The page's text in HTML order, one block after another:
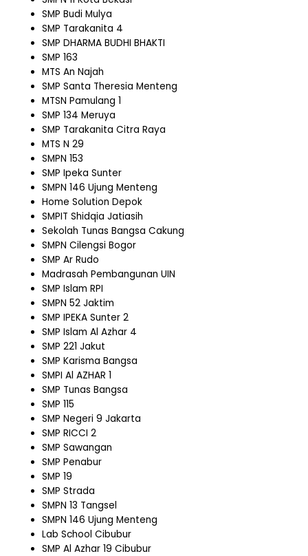
SMP Budi Mulya
SMP Tarakanita 4
SMP DHARMA BUDHI BHAKTI
SMP 163
MTS An Najah
SMP Santa Theresia Menteng
MTSN Pamulang 1
SMP 134 Meruya
SMP Tarakanita Citra Raya
MTS N 29
SMPN 153
SMP Ipeka Sunter
SMPN 146 Ujung Menteng
Home Solution Depok
SMPIT Shidqia Jatiasih
Sekolah Tunas Bangsa Cakung
SMPN Cilengsi Bogor
SMP Ar Rudo
Madrasah Pembangunan UIN
SMP Islam RPI
SMPN 52 Jaktim
SMP IPEKA Sunter 2
SMP Islam Al Azhar 4
SMP 221 Jakut
SMP Karisma Bangsa
SMPI Al AZHAR 1
SMP Tunas Bangsa
SMP 115
SMP Negeri 9 Jakarta
SMP RICCI 2
SMP Sawangan
SMP Penabur
SMP 19
SMP Strada
SMPN 13 Tangsel
SMPN 146 Ujung Menteng
Lab School Cibubur
SMP Al Azhar 19 Cibubur